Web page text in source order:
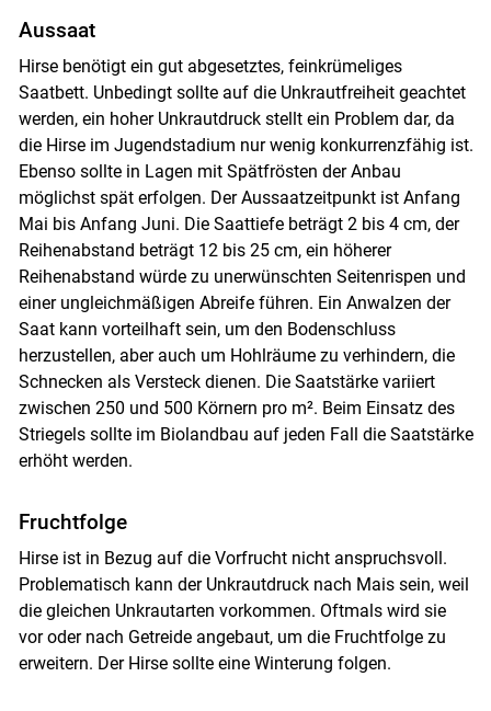
Aussaat
Hirse benötigt ein gut abgesetztes, feinkrümeliges
Saatbett. Unbedingt sollte auf die Unkrautfreiheit geachtet
werden, ein hoher Unkrautdruck stellt ein Problem dar, da
die Hirse im Jugendstadium nur wenig konkurrenzfähig ist.
Ebenso sollte in Lagen mit Spätfrösten der Anbau
möglichst spät erfolgen. Der Aussaatzeitpunkt ist Anfang
Mai bis Anfang Juni. Die Saattiefe beträgt 2 bis 4 cm, der
Reihenabstand beträgt 12 bis 25 cm, ein höherer
Reihenabstand würde zu unerwünschten Seitenrispen und
einer ungleichmäßigen Abreife führen. Ein Anwalzen der
Saat kann vorteilhaft sein, um den Bodenschluss
herzustellen, aber auch um Hohlräume zu verhindern, die
Schnecken als Versteck dienen. Die Saatstärke variiert
zwischen 250 und 500 Körnern pro m². Beim Einsatz des
Striegels sollte im Biolandbau auf jeden Fall die Saatstärke
erhöht werden.
Fruchtfolge
Hirse ist in Bezug auf die Vorfrucht nicht anspruchsvoll.
Problematisch kann der Unkrautdruck nach Mais sein, weil
die gleichen Unkrautarten vorkommen. Oftmals wird sie
vor oder nach Getreide angebaut, um die Fruchtfolge zu
erweitern. Der Hirse sollte eine Winterung folgen.